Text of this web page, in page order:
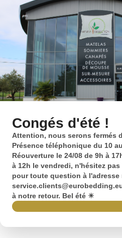
Congés d'été !
Attention, nous serons fermés
Présence téléphonique du 10
Réouverture le 24/08 de 9h à
à 12h le vendredi, n'hésitez
pour toute question à l'adresse
à notre retour. Bel été ☀